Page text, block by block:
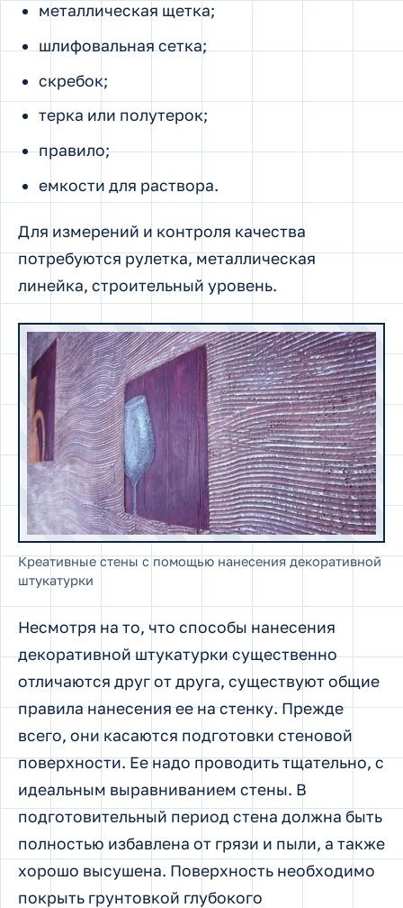
металлическая щетка;
шлифовальная сетка;
скребок;
терка или полутерок;
правило;
емкости для раствора.
Для измерений и контроля качества
потребуются рулетка, металлическая
линейка, строительный уровень.
Креативные стены с помощью нанесения декоративной
штукатурки
Несмотря на то, что способы нанесения
декоративной штукатурки существенно
отличаются друг от друга, существуют общие
правила нанесения ее на стенку. Прежде
всего, они касаются подготовки стеновой
поверхности. Ее надо проводить тщательно, с
идеальным выравниванием стены. В
подготовительный период стена должна быть
полностью избавлена от грязи и пыли, а также
хорошо высушена. Поверхность необходимо
покрыть грунтовкой глубокого